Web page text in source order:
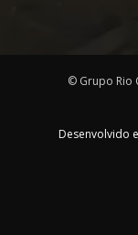
© Grupo Rio
Desenvolvido